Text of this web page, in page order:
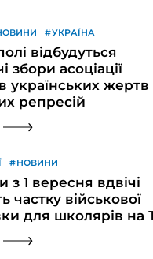
УКРАЇНА
відбудуться
збори асоціації
українських жертв
репресій
НОВИНИ
з 1 вересня вдвічі
частку військової
для школярів на